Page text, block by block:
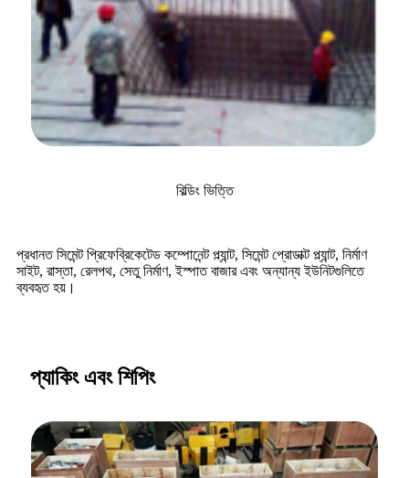
বিল্ডিং ভিত্তি
প্রধানত সিমেন্ট প্রিফেব্রিকেটেড কম্পোনেন্ট প্ল্যান্ট, সিমেন্ট প্রোডাক্ট প্ল্যান্ট, নির্মাণ
সাইট, রাস্তা, রেলপথ, সেতু নির্মাণ, ইস্পাত বাজার এবং অন্যান্য ইউনিটগুলিতে
ব্যবহৃত হয়।
প্যাকিং এবং শিপিং